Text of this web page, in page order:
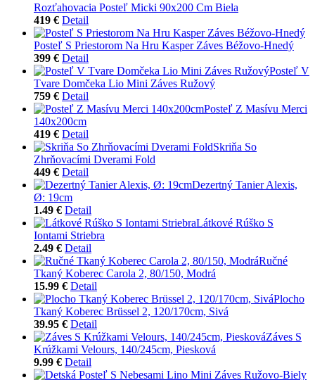
Rozťahovacia Posteľ Micki 90x200 Cm Biela
419 € Detail
Posteľ S Priestorom Na Hru Kasper Záves Béžovo-Hnedý
399 € Detail
Posteľ V
Tvare Domčeka Lio Mini Záves Ružový
759 € Detail
Posteľ Z Masívu Merci
140x200cm
419 € Detail
Skriňa So
Zhrňovacími Dverami Fold
449 € Detail
Dezertný Tanier Alexis,
Ø: 19cm
1.49 € Detail
Látkové Rúško S
Iontami Striebra
2.49 € Detail
Ručné
Tkaný Koberec Carola 2, 80/150, Modrá
15.99 € Detail
Plocho
Tkaný Koberec Brüssel 2, 120/170cm, Sivá
39.95 € Detail
Záves S
Krúžkami Velours, 140/245cm, Piesková
9.99 € Detail